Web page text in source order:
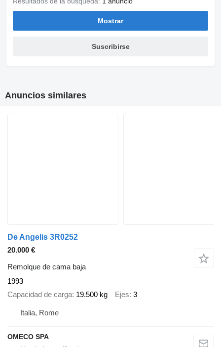
Mostrar
Suscribirse
Anuncios similares
De Angelis 3R0252
20.000 €
Remolque de cama baja
1993
Capacidad de carga 19.500 kg Ejes 3
Italia, Rome
OMECO SPA